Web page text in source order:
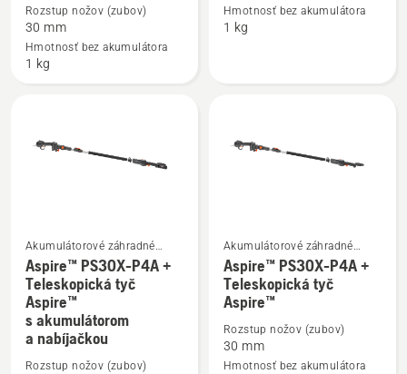
Aspire™
PS30X-
P4A
Rozstup nožov (zubov)
30 mm
Hmotnosť bez akumulátora
1 kg
Aspire™
Hmotnosť bez akumulátora
1 kg
Zobraziť
viac
podrobností
Aspire™
Akumulátorové záhradné
nožnice
Aspire™ PS30X-P4A +
Teleskopická tyč
Aspire™
s akumulátorom
a nabíjačkou
Rozstup nožov (zubov)
Zobraziť
viac
podrobností
Aspire™
Akumulátorové záhradné
nožnice
Aspire™ PS30X-P4A +
Teleskopická tyč
Aspire™
Rozstup nožov (zubov)
30 mm
Hmotnosť bez akumulátora